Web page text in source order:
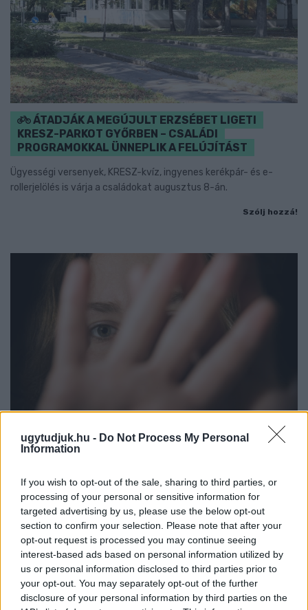
ugytudjuk.hu - Do Not Process My Personal
Information
If you wish to opt-out of the sale, sharing to third parties, or
processing of your personal or sensitive information for
targeted advertising by us, please use the below opt-out
section to confirm your selection. Please note that after your
opt-out request is processed you may continue seeing
interest-based ads based on personal information utilized by
us or personal information disclosed to third parties prior to
your opt-out. You may separately opt-out of the further
disclosure of your personal information by third parties on the
ÁTADJÁK A MEGÚJULT ERZSÉBET LIGETI
KRESZ-PARKOT GYŐRBEN – CSALÁDI
PROGRAMOKKAL ÜNNEPLIK A FELÚJÍTÁST
Ügyességi versenyek, KRESZ-kvíz, ingyenes kerékpár- és e-
rollerjelölés is várja a családokat augusztus 8-án.
Szólj hozzá!
VÁDAT AZ ÜGYÉSZSÉG
A férfi a nyílt utcán kezdte verni áldozatát.
Szólj hozzá!